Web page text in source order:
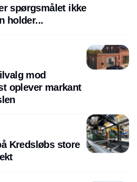
spørgsmålet ikke
holder...
mod
oplever markant
Kredsløbs store